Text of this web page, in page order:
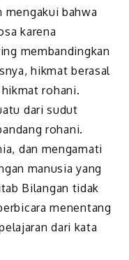
mengakui bahwa
karena
membandingkan
hikmat berasal
rohani.
dari sudut
rohani.
dan mengamati
manusia yang
Bilangan tidak
menentang
dari kata